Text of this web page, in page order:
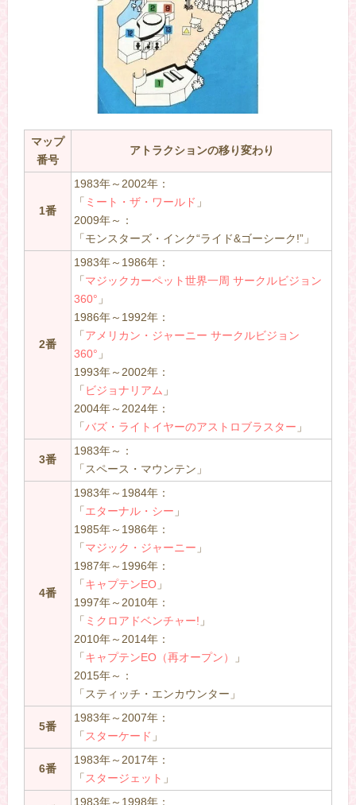
マップ
番号
アトラクションの移り変わり
1番
1983年～2002年：
「 ミート・ザ・ワールド 」
2009年～：
「モンスターズ・インク“ライド&ゴーシーク!”」
2番
1983年～1986年：
「マジックカーペット世界一周 サークルビジョン
360° 」
1986年～1992年：
「アメリカン・ジャーニー サークルビジョン
360° 」
1993年～2002年：
「 ビジョナリアム 」
2004年～2024年：
「バズ・ライトイヤーのアストロブラスター 」
3番
1983年～：
「スペース・マウンテン」
4番
1983年～1984年：
「エターナル・シー 」
1985年～1986年：
「マジック・ジャーニー 」
1987年～1996年：
「キャプテンEO 」
1997年～2010年：
「 ミクロアドベンチャー! 」
2010年～2014年：
「キャプテンEO（再オープン）
」
2015年～：
「スティッチ・エンカウンター」
5番
1983年～2007年：
「 スターケード 」
6番
1983年～2017年：
「 スタージェット 」
1983年～1998年：